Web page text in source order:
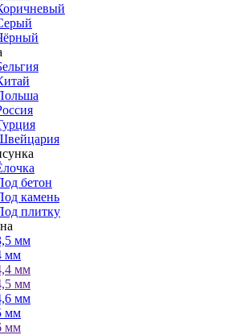
бетон
камень
плитку
мм
мм
мм
мм
мм
мм
мм